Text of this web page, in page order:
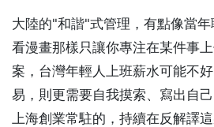
大陸的"和諧"式管理，有點像當
看漫畫那樣只讓你專注在某件事
案，台灣年輕人上班薪水可能不
易，則更需要自我摸索、寫出自
上海創業常駐的，持續在反解譯